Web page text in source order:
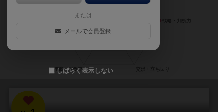
または
メールで会員登録
しばらく表示しない